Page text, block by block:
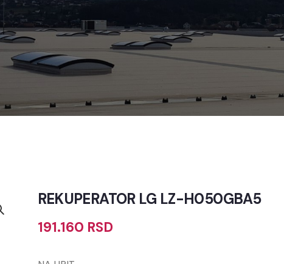
REKUPERATOR LG LZ-H050GBA5
191.160 RSD